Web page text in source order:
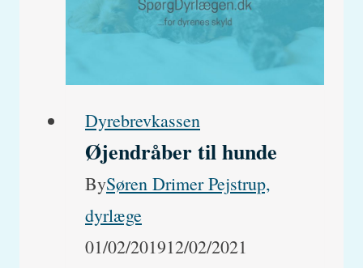
Dyrebrevkassen
Øjendråber til hunde
BySøren Drimer Pejstrup,
dyrlæge
01/02/201912/02/2021